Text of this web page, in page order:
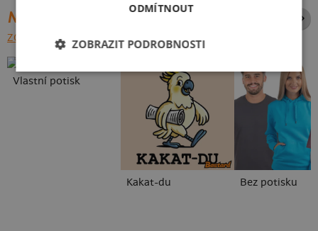
NEJPRODÁVANĚJŠÍ POTISKY
ZOBRAZIT VŠECHNY
Vlastní potisk
Kakat-du Bez potisku
ODMÍTNOUT
ZOBRAZIT PODROBNOSTI